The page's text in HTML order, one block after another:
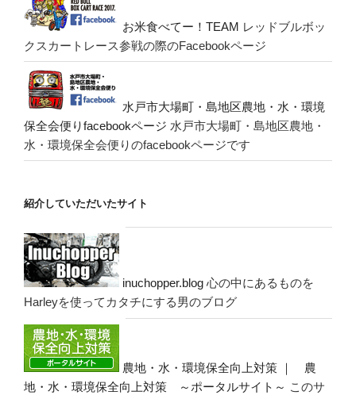
お米食べてー！TEAM レッドブルボッ
クスカートレース参戦の際のFacebookページ
水戸市大場町・島地区農地・水・環境
保全会便りfacebookページ 水戸市大場町・島地区農地・
水・環境保全会便りのfacebookページです
紹介していただいたサイト
inuchopper.blog 心の中にあるものを
Harleyを使ってカタチにする男のブログ
農地・水・環境保全向上対策 ｜ 農
地・水・環境保全向上対策 ～ポータルサイト～ このサ